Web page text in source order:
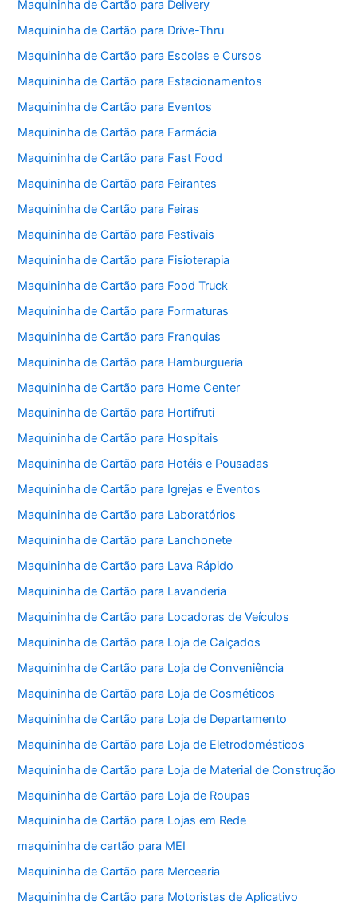
Maquininha de Cartão para Delivery
Maquininha de Cartão para Drive-Thru
Maquininha de Cartão para Escolas e Cursos
Maquininha de Cartão para Estacionamentos
Maquininha de Cartão para Eventos
Maquininha de Cartão para Farmácia
Maquininha de Cartão para Fast Food
Maquininha de Cartão para Feirantes
Maquininha de Cartão para Feiras
Maquininha de Cartão para Festivais
Maquininha de Cartão para Fisioterapia
Maquininha de Cartão para Food Truck
Maquininha de Cartão para Formaturas
Maquininha de Cartão para Franquias
Maquininha de Cartão para Hamburgueria
Maquininha de Cartão para Home Center
Maquininha de Cartão para Hortifruti
Maquininha de Cartão para Hospitais
Maquininha de Cartão para Hotéis e Pousadas
Maquininha de Cartão para Igrejas e Eventos
Maquininha de Cartão para Laboratórios
Maquininha de Cartão para Lanchonete
Maquininha de Cartão para Lava Rápido
Maquininha de Cartão para Lavanderia
Maquininha de Cartão para Locadoras de Veículos
Maquininha de Cartão para Loja de Calçados
Maquininha de Cartão para Loja de Conveniência
Maquininha de Cartão para Loja de Cosméticos
Maquininha de Cartão para Loja de Departamento
Maquininha de Cartão para Loja de Eletrodomésticos
Maquininha de Cartão para Loja de Material de Construção
Maquininha de Cartão para Loja de Roupas
Maquininha de Cartão para Lojas em Rede
maquininha de cartão para MEI
Maquininha de Cartão para Mercearia
Maquininha de Cartão para Motoristas de Aplicativo